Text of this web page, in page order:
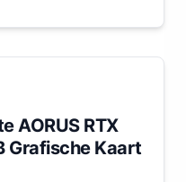
AORUS RTX
Grafische Kaart